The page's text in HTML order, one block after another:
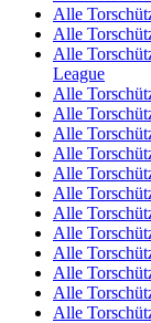
Alle
Alle
Alle
League
Alle
Alle
Alle
Alle
Alle
Alle
Alle
Alle
Alle
Alle
Alle
Alle